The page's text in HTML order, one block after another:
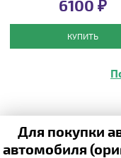
6100 ₽
КУПИТЬ
Для покупки
автомобиля